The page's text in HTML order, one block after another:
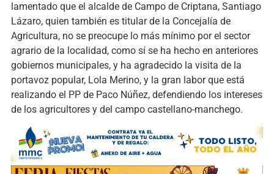
lamentado que el alcalde de Campo de Criptana, Santiago
Lázaro, quien también es titular de la Concejalía de
Agricultura, no se preocupe lo más mínimo por el sector
agrario de la localidad, como sí se ha hecho en anteriores
gobiernos municipales, y ha agradecido la visita de la
portavoz popular, Lola Merino, y la gran labor que está
realizando el PP de Paco Núñez, defendiendo los intereses
de los agricultores y del campo castellano-manchego.